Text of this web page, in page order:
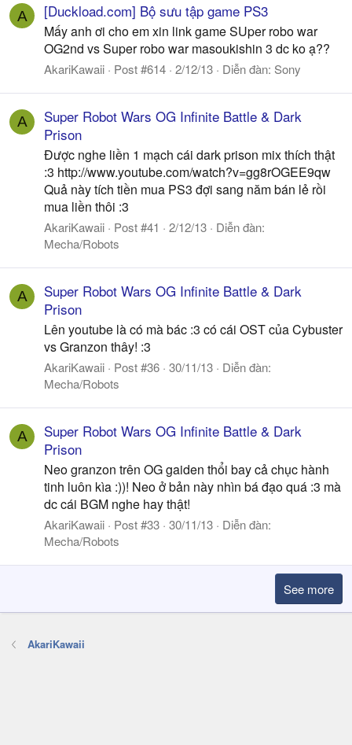
A [Duckload.com] Bộ sưu tập game PS3
Mấy anh ơi cho em xin link game SUper robo war
OG2nd vs Super robo war masoukishin 3 dc ko ạ??
AkariKawaii Post #614 2/12/13 Diễn đàn: Sony
A
Super Robot Wars OG Infinite Battle & Dark
Prison
Được nghe liền 1 mạch cái dark prison mix thích thật
:3 http://www.youtube.com/watch?v=gg8rOGEE9qw
Quả này tích tiền mua PS3 đợi sang năm bán lẻ rồi
mua liền thôi :3
AkariKawaii Post #41 2/12/13
Diễn đàn:
Mecha/Robots
A
Super Robot Wars OG Infinite Battle & Dark
Prison
Lên youtube là có mà bác :3 có cái OST của Cybuster
vs Granzon thây! :3
AkariKawaii Post #36 30/11/13
Diễn đàn:
Mecha/Robots
A
Super Robot Wars OG Infinite Battle & Dark
Prison
Neo granzon trên OG gaiden thổi bay cả chục hành
tinh luôn kìa :))! Neo ở bản này nhìn bá đạo quá :3 mà
dc cái BGM nghe hay thật!
AkariKawaii Post #33 30/11/13
Diễn đàn:
Mecha/Robots
See more
AkariKawaii